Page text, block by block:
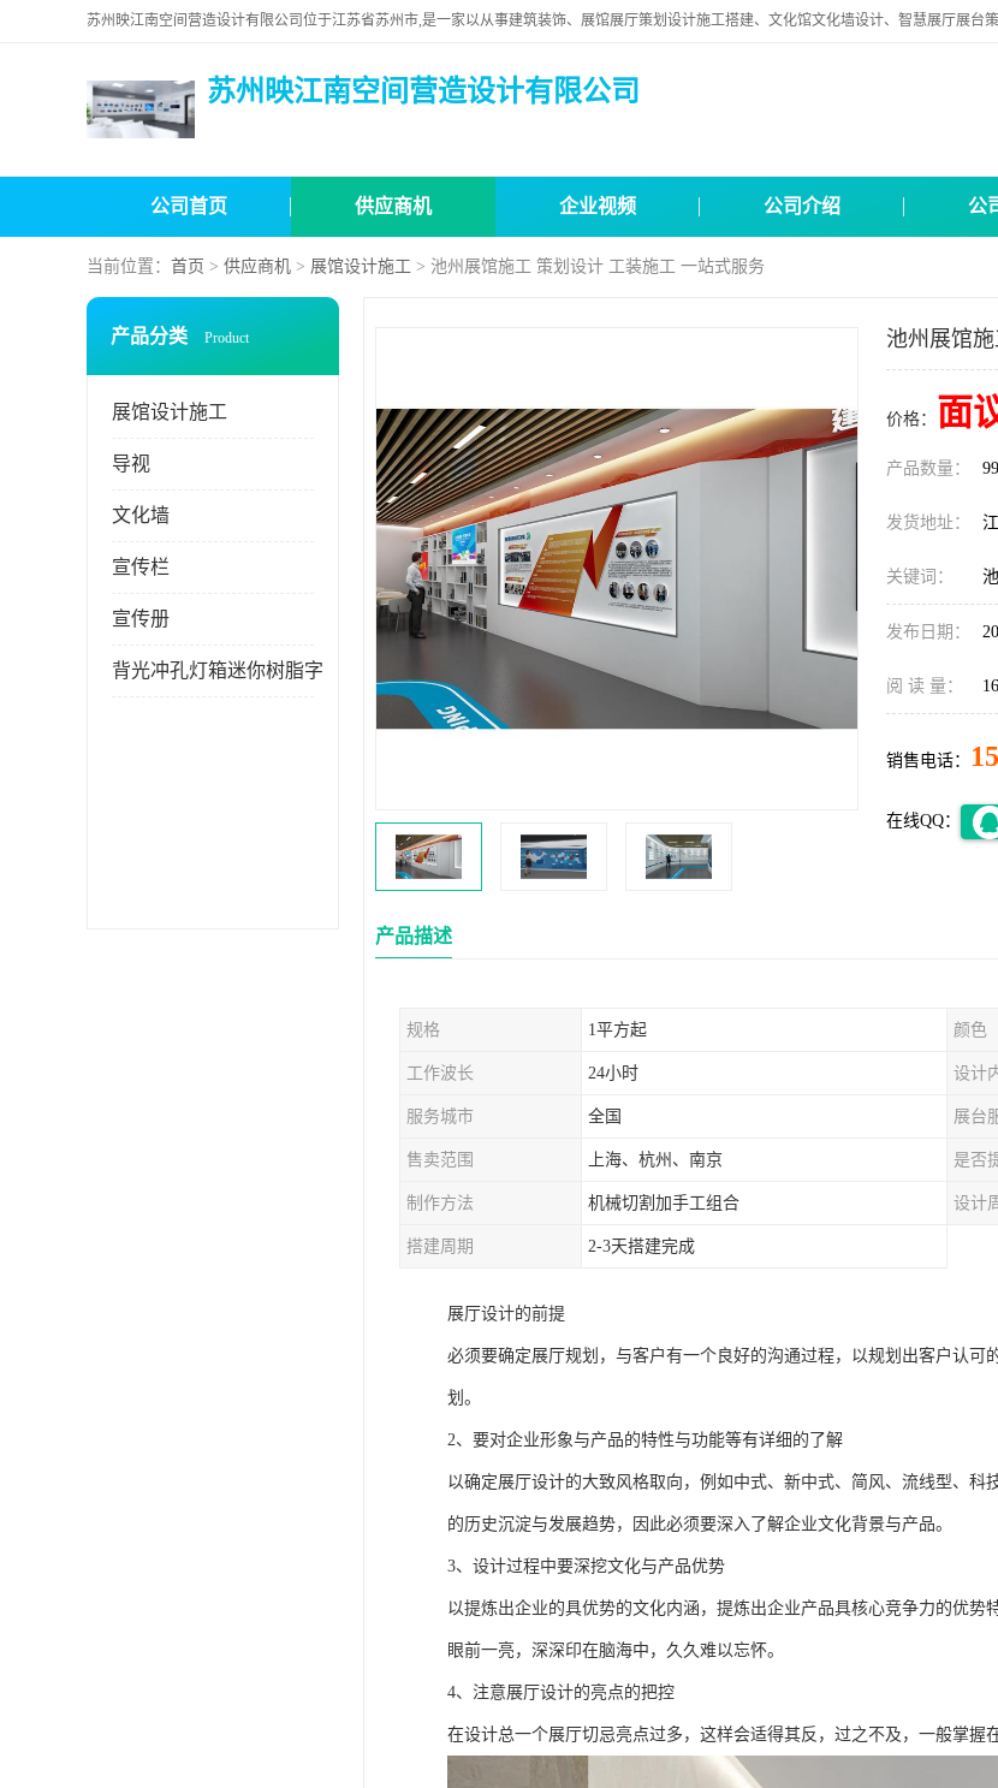
苏州映江南空间营造设计有限公司
公司首页 供应商机 企业视频 公司介绍 公
当前位置： 首页 > 供应商机 > 展馆设计施工 > 池州展馆施工 策划设计 工装施工 一站式服务
产品分类 Product
展馆设计施工
导视
文化墙
宣传栏
宣传册
背光冲孔灯箱迷你树脂字
池州展馆
价格： 面
产品数量：
发货地址：
关键词：
发布日期：
阅 读 量：
销售电话：
在线QQ：
产品描述
规格 1平方起 颜色
工作波长 24小时 设计
服务城市 全国 展台
售卖范围 上海、杭州、南京 是否
制作方法 机械切割加手工组合 设计
搭建周期 2-3天搭建完成
展厅设计的前提
必须要确定展厅规划，与客户有一个良好的沟通过程，以规划出客户认
划。
2、要对企业形象与产品的特性与功能等有详细的了解
以确定展厅设计的大致风格取向，例如中式、新中式、简风、流线型、
的历史沉淀与发展趋势，因此必须要深入了解企业文化背景与产品。
3、设计过程中要深挖文化与产品优势
以提炼出企业的具优势的文化内涵，提炼出企业产品具核心竞争力的优
眼前一亮，深深印在脑海中，久久难以忘怀。
4、注意展厅设计的亮点的把控
在设计总一个展厅切忌亮点过多，这样会适得其反，过之不及，一般掌握